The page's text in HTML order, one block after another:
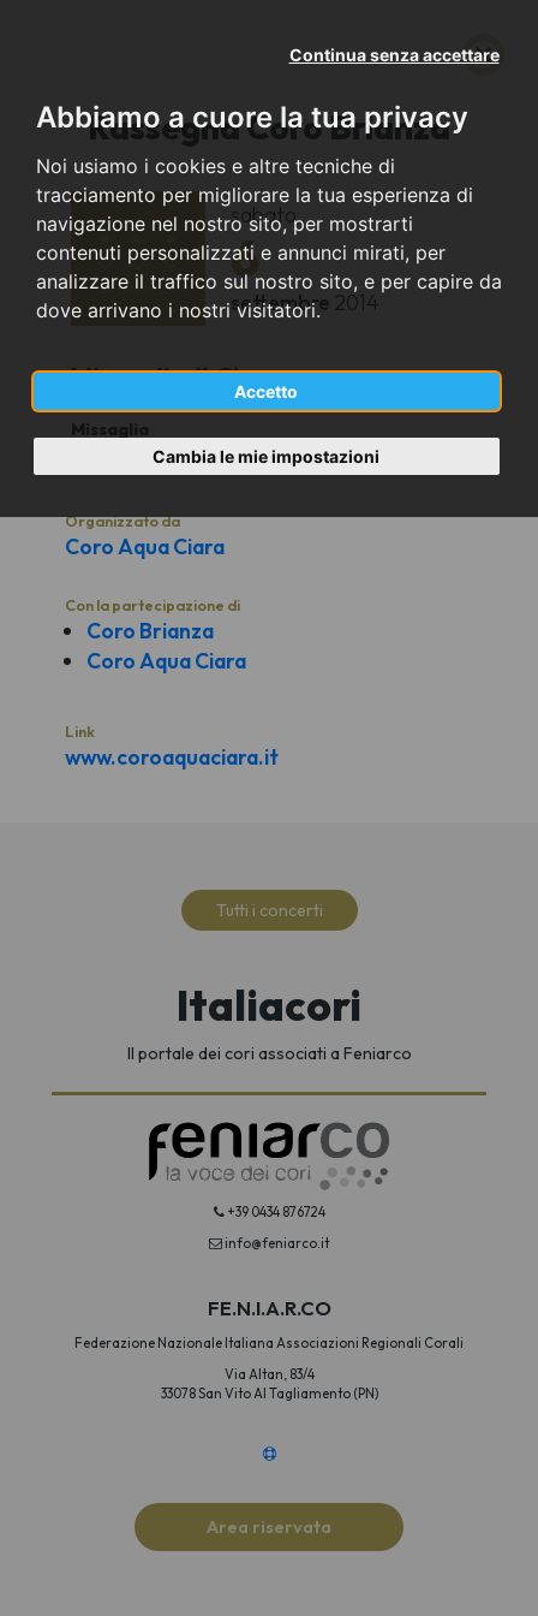
Abbiamo a cuore la tua privacy
Noi usiamo i cookies e altre tecniche di
tracciamento per migliorare la tua esperienza di
navigazione nel nostro sito, per mostrarti
contenuti personalizzati e annunci mirati, per
analizzare il traffico sul nostro sito, e per capire da
dove arrivano i nostri visitatori.
Accetto
Continua senza accettare
Cambia le mie impostazioni
Rassegna Coro Brianza
sabato
6
settembre 2014
Missaglia (LC)
Missaglia
Organizzato da
Coro Aqua Ciara
Con la partecipazione di
Coro Brianza
Coro Aqua Ciara
Link
www.coroaquaciara.it
Tutti i concerti
Italiacori
Il portale dei cori associati a Feniarco
+39 0434 876724
info@feniarco.it
FE.N.I.A.R.CO
Federazione Nazionale Italiana Associazioni Regionali Corali
Via Altan, 83/4
33078 San Vito Al Tagliamento (PN)
Area riservata